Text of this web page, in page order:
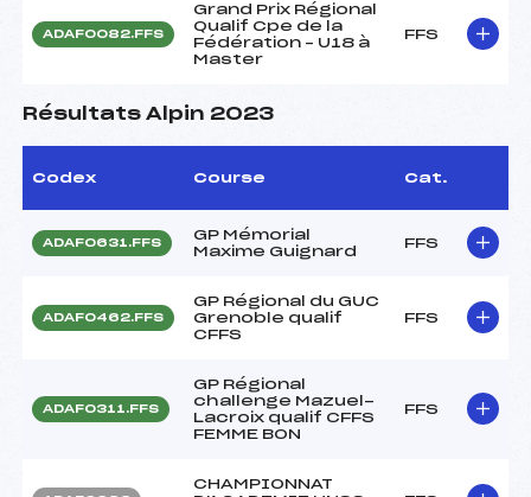
ADAF0082.FFS
Grand Prix Régional
Qualif Cpe de la
Fédération – U18 à
Master
FFS
Résultats Alpin 2023
Codex Course Cat.
ADAF0631.FFS
GP Mémorial
Maxime Guignard
FFS
ADAF0462.FFS
GP Régional du GUC
Grenoble qualif
CFFS
FFS
ADAF0311.FFS
GP Régional
challenge Mazuel-
Lacroix qualif CFFS
FEMME BON
FFS
CHAMPIONNAT